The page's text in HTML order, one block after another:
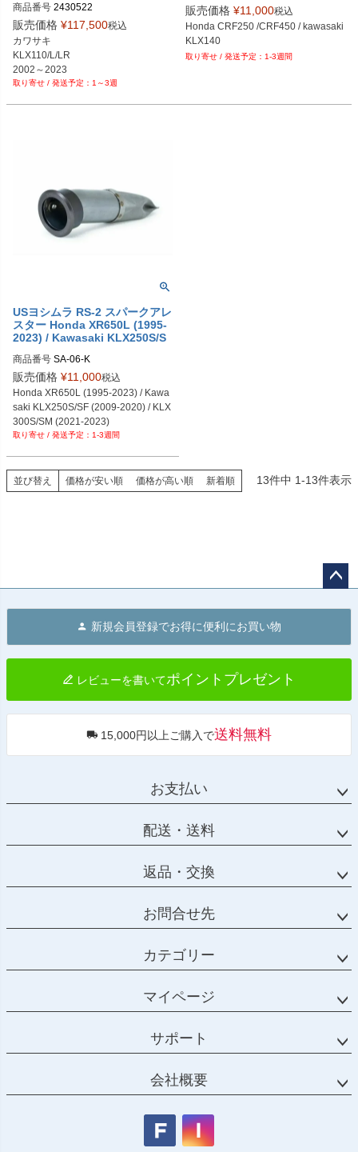
商品番号 2430522
販売価格 ¥117,500税込
カワサキ
KLX110/L/LR
2002～2023
スズキ
1～3週
販売価格 ¥11,000税込
Honda CRF250 /CRF450 / kawasaki
KLX140
1-3週間
USヨシムラ RS-2 スパークアレ
スター Honda XR650L (1995-
2023) / Kawasaki KLX250S/S
(2021-2023)
商品番号 SA-06-K
販売価格 ¥11,000税込
Honda XR650L (1995-2023) / Kawa
saki KLX250S/SF (2009-2020) / KLX
300S/SM (2021-2023)
1-3週間
並び替え 価格が安い順 価格が高い順 新着順 13件中 1-13件表示
へ
新規会員登録でお得に便利にお買い物
レビューを書いてポイントプレゼント
15,000円以上ご購入で送料無料
お支払い
配送・送料
返品・交換
お問合せ先
カテゴリー
マイページ
サポート
会社概要